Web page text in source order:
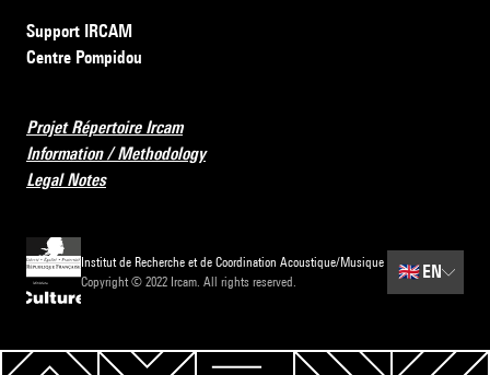
Support IRCAM
Centre Pompidou
Projet Répertoire Ircam
Information / Methodology
Legal Notes
Institut de Recherche et de Coordination Acoustique/Musique
Copyright © 2022 Ircam. All rights reserved.
🇬🇧 EN